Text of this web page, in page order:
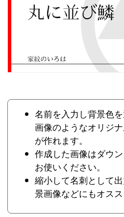
名前を入力し背景色
画像のようなオリジ
が作れます。
作成した画像はダウ
お使いください。
縮小して名刺として
景画像などにもオスス